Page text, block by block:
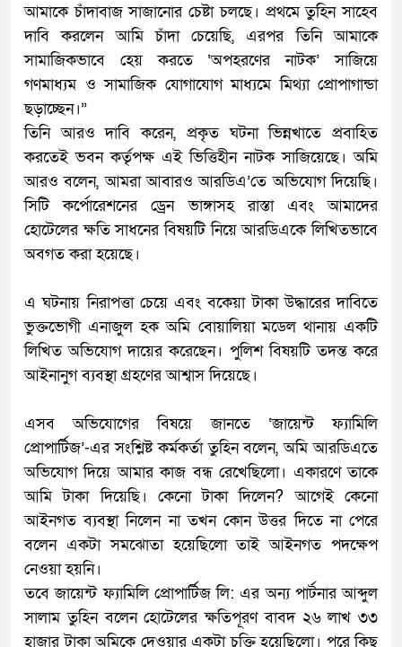
আমাকে চাঁদাবাজ সাজানোর চেষ্টা চলছে। প্রথমে তুহিন সাহেব
দাবি করলেন আমি চাঁদা চেয়েছি, এরপর তিনি আমাকে
সামাজিকভাবে হেয় করতে ‘অপহরণের নাটক’ সাজিয়ে
গণমাধ্যম ও সামাজিক যোগাযোগ মাধ্যমে মিথ্যা প্রোপাগান্ডা
ছড়াচ্ছেন।”
​তিনি আরও দাবি করেন, প্রকৃত ঘটনা ভিন্নখাতে প্রবাহিত
করতেই ভবন কর্তৃপক্ষ এই ভিত্তিহীন নাটক সাজিয়েছে। অমি
আরও বলেন, আমরা আবারও আরডিএ’তে অভিযোগ দিয়েছি।
সিটি কর্পোরেশনের ড্রেন ভাঙ্গাসহ রাস্তা এবং আমাদের
হোটেলের ক্ষতি সাধনের বিষয়টি নিয়ে আরডিএকে লিখিতভাবে
অবগত করা হয়েছে।
​এ ঘটনায় নিরাপত্তা চেয়ে এবং বকেয়া টাকা উদ্ধারের দাবিতে
ভুক্তভোগী এনাজুল হক অমি বোয়ালিয়া মডেল থানায় একটি
লিখিত অভিযোগ দায়ের করেছেন। পুলিশ বিষয়টি তদন্ত করে
আইনানুগ ব্যবস্থা গ্রহণের আশ্বাস দিয়েছে।
​এসব অভিযোগের বিষয়ে জানতে ‘জায়েন্ট ফ্যামিলি
প্রোপার্টিজ’-এর সংশ্লিষ্ট কর্মকর্তা তুহিন বলেন, অমি আরডিএতে
অভিযোগ দিয়ে আমার কাজ বন্ধ রেখেছিলো। একারণে তাকে
আমি টাকা দিয়েছি। কেনো টাকা দিলেন? আগেই কেনো
আইনগত ব্যবস্থা নিলেন না তখন কোন উত্তর দিতে না পেরে
বলেন একটা সমঝোতা হয়েছিলো তাই আইনগত পদক্ষেপ
নেওয়া হয়নি।
তবে জায়েন্ট ফ্যামিলি প্রোপার্টিজ লি: এর অন্য পার্টনার আব্দুল
সালাম তুহিন বলেন হোটেলের ক্ষতিপূরণ বাবদ ২৬ লাখ ৩৩
হাজার টাকা অমিকে দেওয়ার একটা চুক্তি হয়েছিলো। পরে কিছু